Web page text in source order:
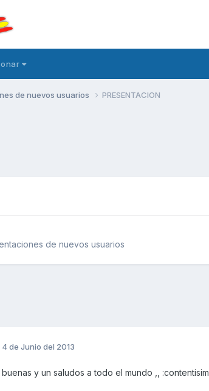
de nuevos usuarios PRESENTACION
de nuevos usuarios
4 de Junio del 2013
buenas y un saludos a todo el mundo ,, :contentisim